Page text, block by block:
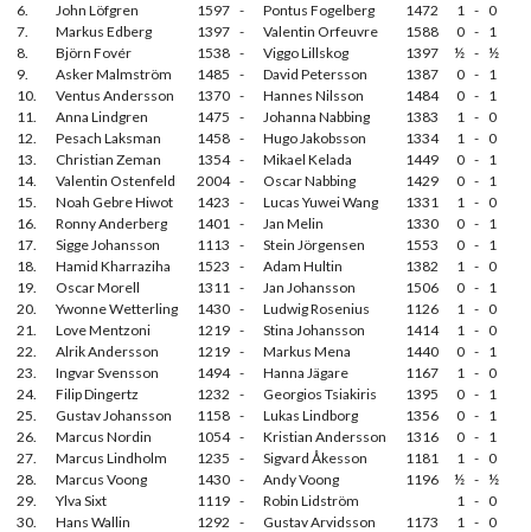
6.
John Löfgren 1597 - Pontus Fogelberg 1472 1 - 0
7.
Markus Edberg 1397 - Valentin Orfeuvre 1588 0 - 1
8.
Björn Fovér 1538 - Viggo Lillskog 1397 ½ - ½
9.
Asker Malmström 1485 - David Petersson 1387 0 - 1
10.
Ventus Andersson 1370 - Hannes Nilsson 1484 0 - 1
11.
Anna Lindgren 1475 - Johanna Nabbing 1383 1 - 0
12.
Pesach Laksman 1458 - Hugo Jakobsson 1334 1 - 0
13.
Christian Zeman 1354 - Mikael Kelada 1449 0 - 1
14.
Valentin Ostenfeld 2004 - Oscar Nabbing 1429 0 - 1
15.
Noah Gebre Hiwot 1423 - Lucas Yuwei Wang 1331 1 - 0
16.
Ronny Anderberg 1401 - Jan Melin 1330 0 - 1
17.
Sigge Johansson 1113 - Stein Jörgensen 1553 0 - 1
18.
Hamid Kharraziha 1523 - Adam Hultin 1382 1 - 0
19.
Oscar Morell 1311 - Jan Johansson 1506 0 - 1
20.
Ywonne Wetterling 1430 - Ludwig Rosenius 1126 1 - 0
21.
Love Mentzoni 1219 - Stina Johansson 1414 1 - 0
22.
Alrik Andersson 1219 - Markus Mena 1440 0 - 1
23.
Ingvar Svensson 1494 - Hanna Jägare 1167 1 - 0
24.
Filip Dingertz 1232 - Georgios Tsiakiris 1395 0 - 1
25.
Gustav Johansson 1158 - Lukas Lindborg 1356 0 - 1
26.
Marcus Nordin 1054 - Kristian Andersson 1316 0 - 1
27.
Marcus Lindholm 1235 - Sigvard Åkesson 1181 1 - 0
28.
Marcus Voong 1430 - Andy Voong 1196 ½ - ½
29.
Ylva Sixt 1119 - Robin Lidström 1 - 0
30.
Hans Wallin 1292 - Gustav Arvidsson 1173 1 - 0